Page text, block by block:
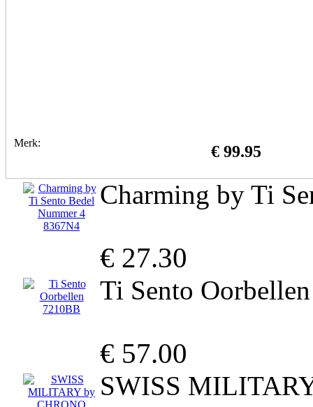
Merk: € 99.95
Charming by Ti
€ 27.30
Ti Sento
€ 57.00
SWISS